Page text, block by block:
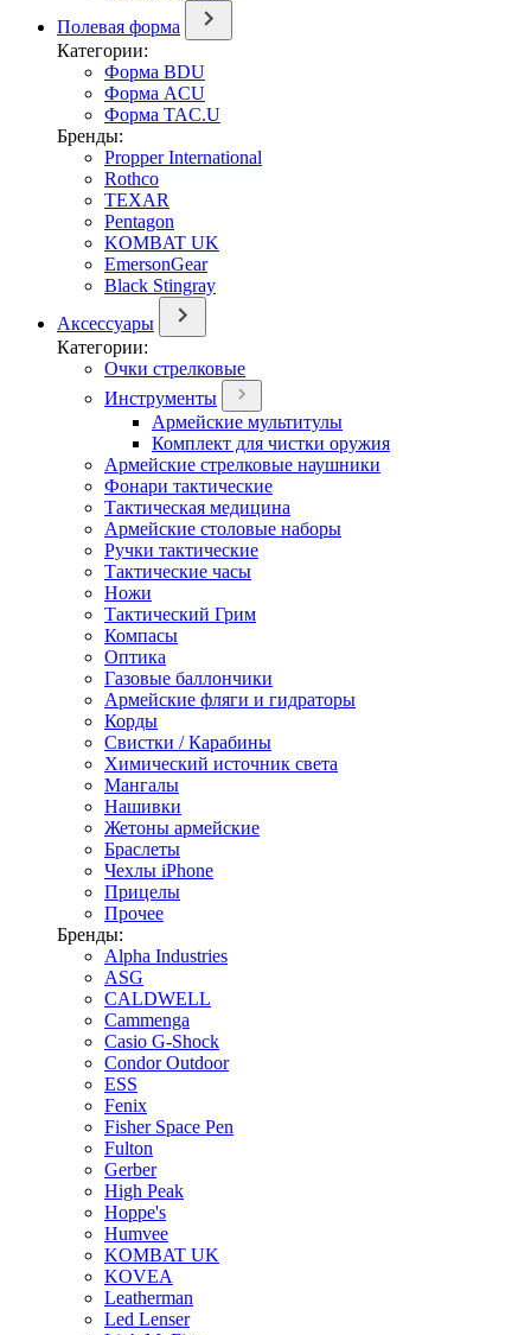
Полевая форма
Категории:
Форма BDU
Форма ACU
Форма TAC.U
Бренды:
Propper International
Rothco
TEXAR
Pentagon
KOMBAT UK
EmersonGear
Black Stingray
Аксессуары
Категории:
Очки стрелковые
Инструменты
Армейские мультитулы
Комплект для чистки оружия
Армейские стрелковые наушники
Фонари тактические
Тактическая медицина
Армейские столовые наборы
Ручки тактические
Тактические часы
Ножи
Тактический Грим
Компасы
Оптика
Газовые баллончики
Армейские фляги и гидраторы
Корды
Свистки / Карабины
Химический источник света
Мангалы
Нашивки
Жетоны армейские
Браслеты
Чехлы iPhone
Прицелы
Прочее
Бренды:
Alpha Industries
ASG
CALDWELL
Cammenga
Casio G-Shock
Condor Outdoor
ESS
Fenix
Fisher Space Pen
Fulton
Gerber
High Peak
Hoppe's
Humvee
KOMBAT UK
KOVEA
Leatherman
Led Lenser